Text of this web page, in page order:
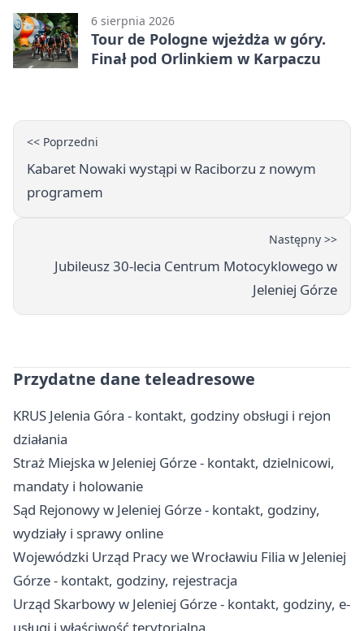
6 sierpnia 2026
Tour de Pologne wjeżdża w góry.
Finał pod Orlinkiem w Karpaczu
<< Poprzedni
Kabaret Nowaki wystąpi w Raciborzu z nowym
programem
Następny >>
Jubileusz 30-lecia Centrum Motocyklowego w
Jeleniej Górze
Przydatne dane teleadresowe
KRUS Jelenia Góra - kontakt, godziny obsługi i rejon
działania
Straż Miejska w Jeleniej Górze - kontakt, dzielnicowi,
mandaty i holowanie
Sąd Rejonowy w Jeleniej Górze - kontakt, godziny,
wydziały i sprawy online
Wojewódzki Urząd Pracy we Wrocławiu Filia w Jeleniej
Górze - kontakt, godziny, rejestracja
Urząd Skarbowy w Jeleniej Górze - kontakt, godziny, e-